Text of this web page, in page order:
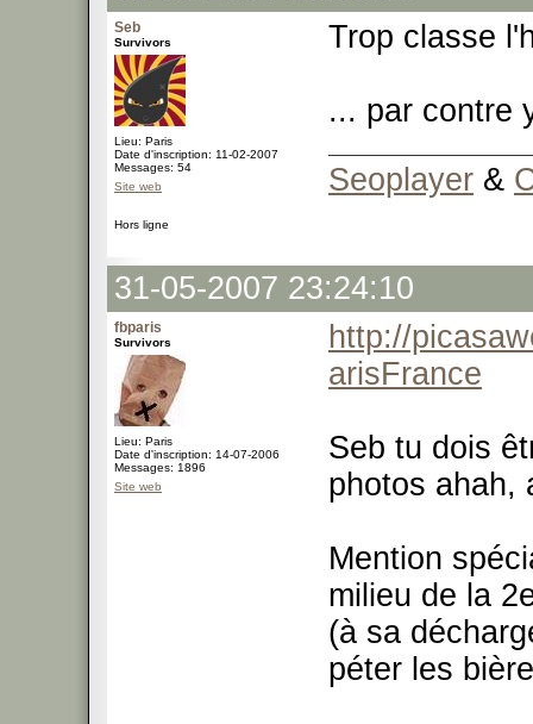
Seb
Survivors
Lieu: Paris
Date d'inscription: 11-02-2007
Messages: 54
Site web
Trop classe
... par contre
Seoplayer &
Hors ligne
31-05-2007 23:24:10
fbparis
Survivors
Lieu: Paris
Date d'inscription: 14-07-2006
Messages: 1896
Site web
http://
arisFrance
Seb tu dois
photos ahah,
Mention
milieu de la
(à sa
péter les